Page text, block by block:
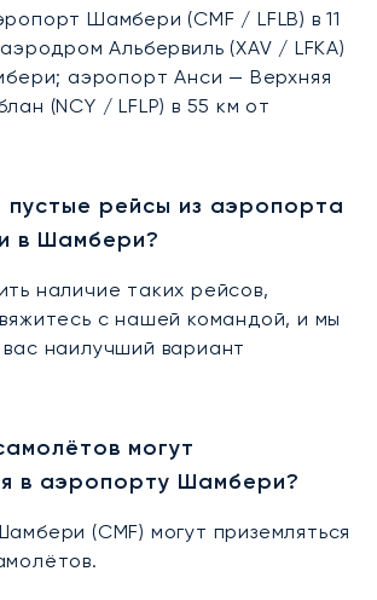
Шамбери (CMF / LFLB) в 11
Альбервиль (XAV / LFKA)
аэропорт Анси — Верхняя
(NCY / LFLP) в 55 км от
пустые рейсы из аэропорта
в Шамбери?
наличие таких рейсов,
с нашей командой, и мы
наилучший вариант
могут
в аэропорту Шамбери?
(CMF) могут приземляться